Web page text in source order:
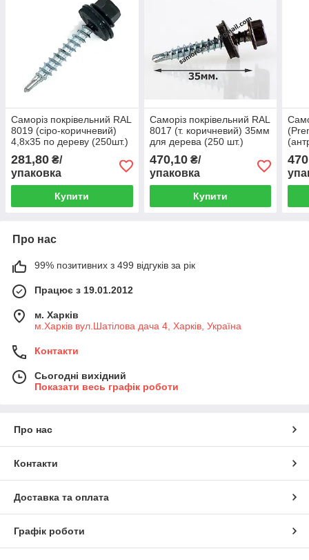
Саморіз покрівельний RAL
8019 (сіро-коричневий)
4,8х35 по дереву (250шт.)
281,80 ₴/
упаковка
Купити
Саморіз покрівельний RAL
8017 (т. коричневий) 35мм
для дерева (250 шт.)
470,10₴/
упаковка
Купити
Про нас
99% позитивних з 499 відгуків за рік
Працює з 19.01.2012
м. Харків
м.Харків вул.Шатілова дача 4, Харків, Україна
Контакти
Сьогодні вихідний
Показати весь графік роботи
Про нас
Контакти
Доставка та оплата
Графік роботи